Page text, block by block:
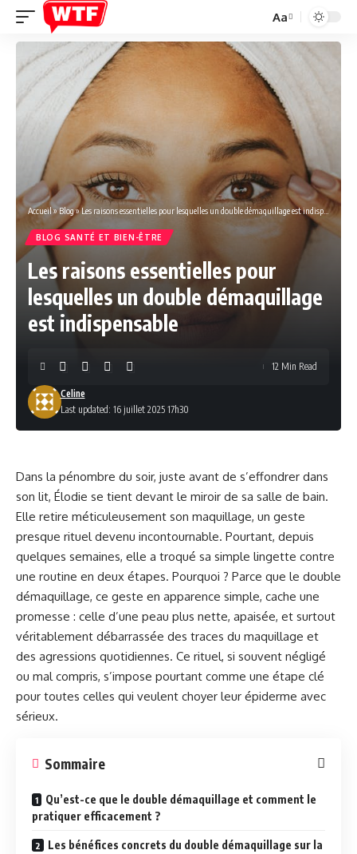
Font
Resizer
Aa
Accueil»Blog»Les raisons essentielles pour lesquelles un double démaquillage est indispensable
BLOG SANTÉ ET BIEN-ÊTRE
Les raisons essentielles pour
lesquelles un double démaquillage
est indispensable
Last updated: 16 juillet 2025 17h30
Celine
12 Min Read
Dans la pénombre du soir, juste avant de s’effondrer dans
son lit, Élodie se tient devant le miroir de sa salle de bain.
Elle retire méticuleusement son maquillage, un geste
presque rituel devenu incontournable. Pourtant, depuis
quelques semaines, elle a troqué sa simple lingette contre
une routine en deux étapes. Pourquoi ? Parce que le double
démaquillage, ce geste en apparence simple, cache une
promesse : celle d’une peau plus nette, apaisée, et surtout
véritablement débarrassée des traces du maquillage et
des agressions quotidiennes. Ce rituel, si souvent négligé
ou mal compris, s’impose pourtant comme une étape clé
pour toutes celles qui veulent choyer leur épiderme avec
sérieux.
Sommaire
Qu’est-ce que le double démaquillage et comment le
pratiquer efficacement ?
Les bénéfices concrets du double démaquillage sur la